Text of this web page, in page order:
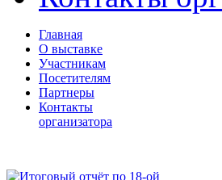
Главная
О выставке
Участникам
Посетителям
Партнеры
Контакты
организатора